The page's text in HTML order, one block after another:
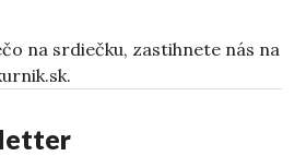
na srdiečku, zastihnete nás na